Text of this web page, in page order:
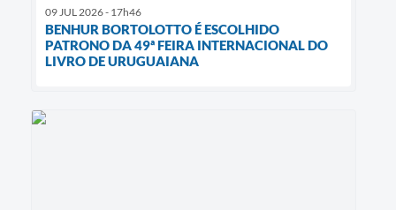
09 JUL 2026 - 17h46
BENHUR BORTOLOTTO É ESCOLHIDO
PATRONO DA 49ª FEIRA INTERNACIONAL DO
LIVRO DE URUGUAIANA